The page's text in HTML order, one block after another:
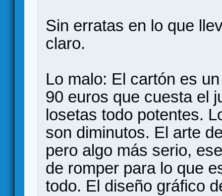
Sin erratas en lo que
claro.
Lo malo: El cartón es
90 euros que cuesta el
losetas todo potentes.
son diminutos. El arte
pero algo más serio,
de romper para lo que
todo. El diseño gráfico